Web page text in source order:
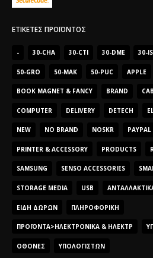
ΕΤΙΚΈΤΕΣ ΠΡΟΪΌΝΤΟΣ
- 30-CHA 30-CTI 30-DME 30-
50-GRO 50-MAK 50-PUC APPLE
BOOK MAGNET & FANCY BRAND
COMPUTER DELIVERY DETECH
NEW NO BRAND NOSKR PAYPAL
PRINTER & ACCESSORY PRODUCTS
SAMSUNG SENSO ACCESSORIES
STORAGE MEDIA USB
ΕΊΔΗ ΔΏΡΩΝ ΠΛΗΡΟΦΟΡΙΚΉ
ΠΡΟΪΌΝΤΑ>ΗΛΕΚΤΡΟΝΙΚΆ & ΗΛΕΚΤΡ
ΟΘΌΝΕΣ ΥΠΟΛΟΓΙΣΤΏΝ